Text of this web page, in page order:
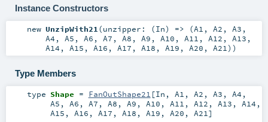
Instance Constructors
new UnzipWith21(unzipper: (In) => (A1 , A2 , A3 ,
A4 , A5 , A6 , A7 , A8 , A9 , A10 , A11 , A12 , A13 ,
A14 , A15 , A16 , A17 , A18 , A19 , A20 , A21) )
Type Members
type Shape = FanOutShape21 [In , A1 , A2 , A3 , A4 ,
A5 , A6 , A7 , A8 , A9 , A10 , A11 , A12 , A13 , A14 ,
A15 , A16 , A17 , A18 , A19 , A20 , A21]